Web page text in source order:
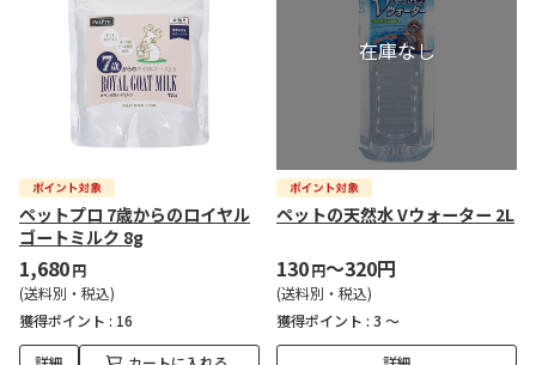
ペットプロ 7歳からのロイヤル
ゴートミルク 8g
1,680円
(送料別・税込)
獲得ポイント : 16
ペットの天然水 Vウォーター 2L
130円～320円
(送料別・税込)
獲得ポイント : 3 ～